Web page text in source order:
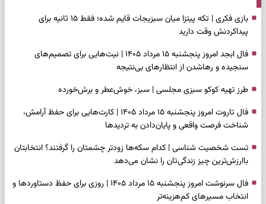
بازی فکری | تکه پیتزا میان سبزیجات قایم شده؛ فقط ۱۵ ثانیه برای
پیداکردنش وقت دارید
فال ابجد امروز پنجشنبه ۱۵ مرداد ۱۴۰۵ | نیت‌هایی برای تصمیم‌های
سنجیده و رهاشدن از انتظارهای بی‌نتیجه
طرز تهیه کوکو سبزی مجلسی | سبز، خوش‌عطر و برش‌خورده
فال تاروت امروز پنجشنبه ۱۵ مرداد ۱۴۰۵ | کارت‌هایی برای حفظ آرامش،
شناخت فرصت واقعی و پایان‌دادن به تردیدها
تست شخصیت شناسی | کدام سکه‌ها زودتر چشمتان را گرفتند؟ انتخابتان
باارزش‌ترین چیز زندگی‌تان را نشان می‌دهد
فال سرنوشت امروز پنجشنبه ۱۵ مرداد ۱۴۰۵ | روزی برای حفظ دستاوردها و
انتخاب مسیرهای کم‌هزینه‌تر